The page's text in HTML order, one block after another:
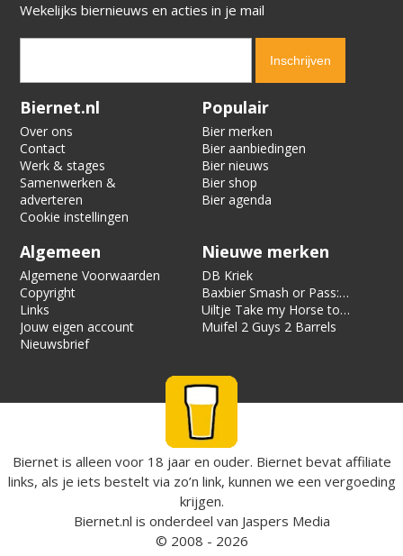
Wekelijks biernieuws en acties in je mail
Verification code:
Biernet.nl
Over ons
Contact
Werk & stages
Samenwerken &
adverteren
Cookie instellingen
Populair
Bier merken
Bier aanbiedingen
Bier nieuws
Bier shop
Bier agenda
Algemeen
Algemene Voorwaarden
Copyright
Links
Jouw eigen account
Nieuwsbrief
Nieuwe merken
DB Kriek
Baxbier Smash or Pass:
Strata
Uiltje Take my Horse to
the Hotel Room
Muifel 2 Guys 2 Barrels
Biernet is alleen voor 18 jaar en ouder. Biernet bevat affiliate
links, als je iets bestelt via zo’n link, kunnen we een vergoeding
krijgen.
Biernet.nl is onderdeel van Jaspers Media
© 2008 - 2026